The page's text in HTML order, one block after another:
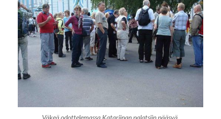
Väkeä odottelemassa Katariinan palatsiin pääsyä.